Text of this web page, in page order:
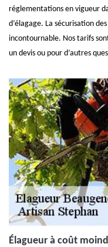
réglementations en vigueur
d’élagage. La sécurisation
incontournable. Nos tarifs
un devis ou pour d’autres
Élagueur à coût